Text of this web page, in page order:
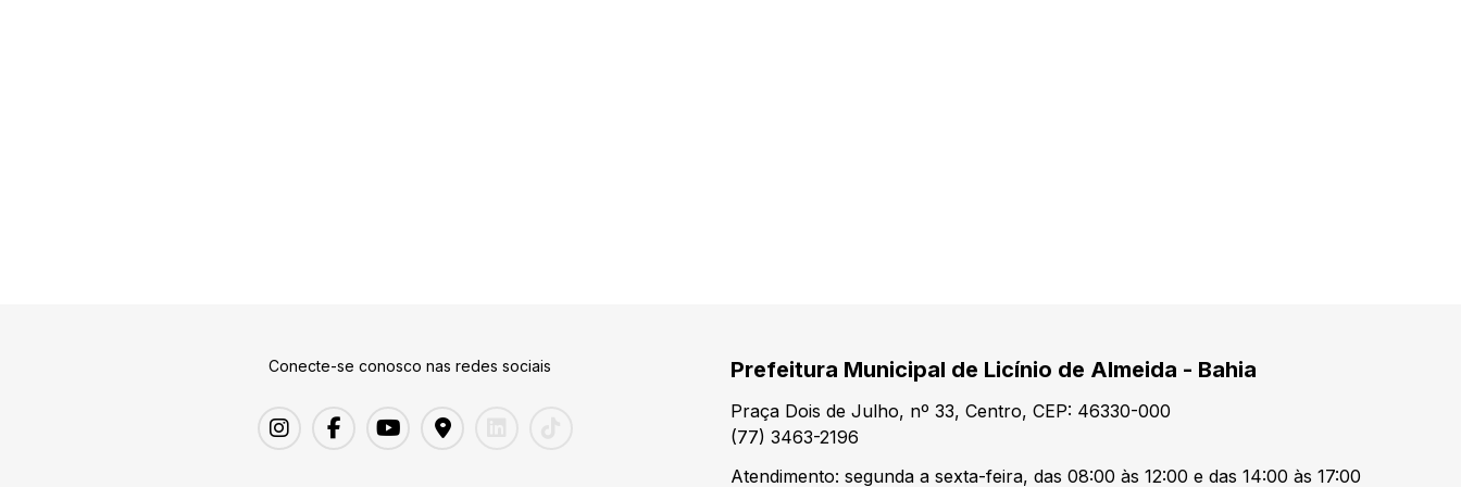
Conecte-se conosco nas redes sociais Prefeitura Municipal de Licínio de Almeida - Bahia
Praça Dois de Julho, nº 33, Centro, CEP: 46330-000
(77) 3463-2196
Atendimento: segunda a sexta-feira, das 08:00 às 12:00 e das 14:00 às 17:00